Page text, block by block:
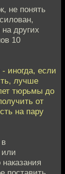
не понять
других
10
иногда, если
лучше
тюрьмы до
от
на пару
или